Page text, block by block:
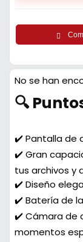
No se han
🔍
✔️ Pantalla de
✔️ Gran
tus archivos y
✔️ Diseño
✔️ Batería de
✔️ Cámara de
momentos